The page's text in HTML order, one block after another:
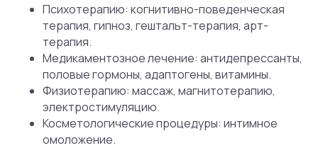
Психотерапию: когнитивно-поведенческая
терапия, гипноз, гештальт-терапия, арт-
терапия.
Медикаментозное лечение: антидепрессанты,
половые гормоны, адаптогены, витамины.
Физиотерапию: массаж, магнитотерапию,
электростимуляцию.
Косметологические процедуры: интимное
омоложение.